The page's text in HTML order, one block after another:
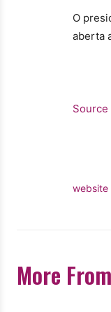
O
aberta
website
More